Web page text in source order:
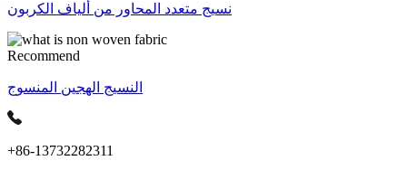
نسيج متعدد المحاور من ألياف الكربون
Recommend
النسيج الهجين المنسوج
+86-13732282311